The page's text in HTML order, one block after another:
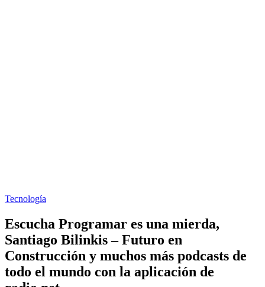
Tecnología
Escucha Programar es una mierda,
Santiago Bilinkis – Futuro en
Construcción y muchos más podcasts de
todo el mundo con la aplicación de